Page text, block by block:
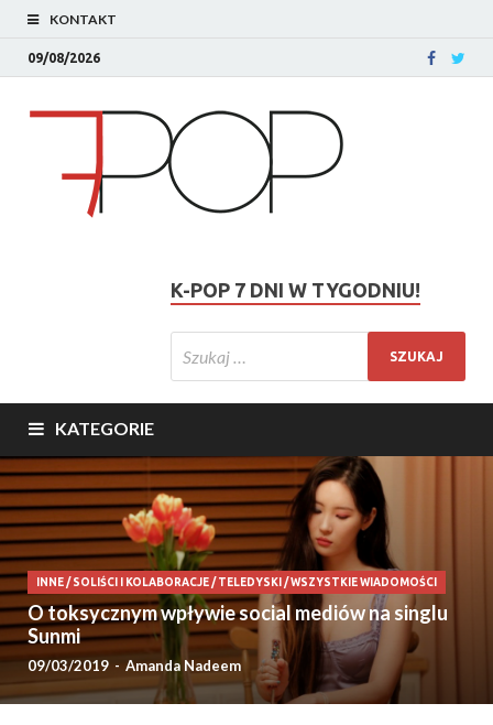
KONTAKT
09/08/2026
K-POP 7 DNI W TYGODNIU!
KATEGORIE
INNE/SOLIŚCI I KOLABORACJE/TELEDYSKI /WSZYSTKIE WIADOMOŚCI
O toksycznym wpływie social mediów na singlu
Sunmi
09/03/2019 - Amanda Nadeem